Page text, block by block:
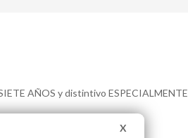
AÑOS y distintivo ESPECIALMENTE
X